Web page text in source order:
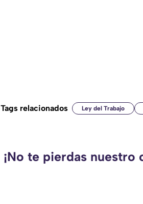
Tags relacionados Ley del Trabajo
¡No te pierdas